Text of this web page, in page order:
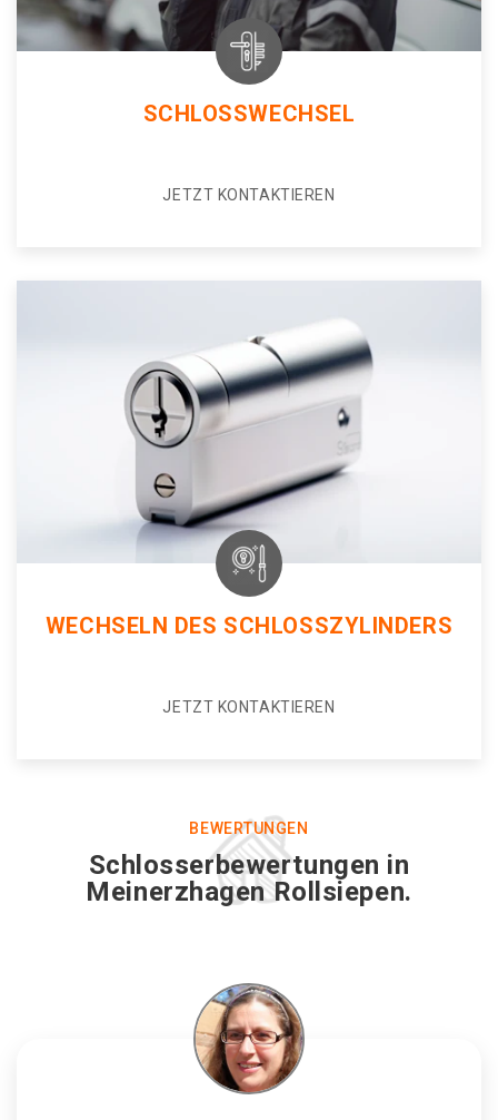
SCHLOSSWECHSEL
JETZT KONTAKTIEREN
WECHSELN DES SCHLOSSZYLINDERS
JETZT KONTAKTIEREN
BEWERTUNGEN
Schlosserbewertungen in
Meinerzhagen Rollsiepen.